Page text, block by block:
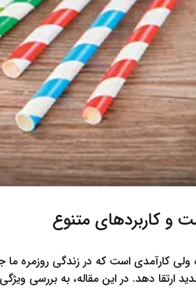
و کاربردهای متنوع
کارآمدی است که در زندگی روزمره
دهد. در این مقاله، به بررسی